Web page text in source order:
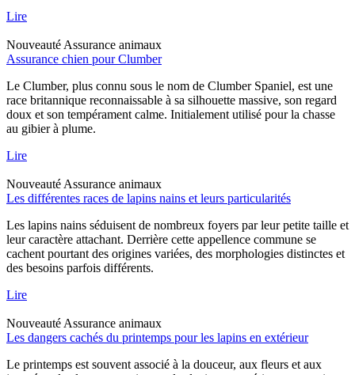
Lire
Nouveauté Assurance animaux
Assurance chien pour Clumber
Le Clumber, plus connu sous le nom de Clumber Spaniel, est une
race britannique reconnaissable à sa silhouette massive, son regard
doux et son tempérament calme. Initialement utilisé pour la chasse
au gibier à plume.
Lire
Nouveauté Assurance animaux
Les différentes races de lapins nains et leurs particularités
Les lapins nains séduisent de nombreux foyers par leur petite taille et
leur caractère attachant. Derrière cette appellence commune se
cachent pourtant des origines variées, des morphologies distinctes et
des besoins parfois différents.
Lire
Nouveauté Assurance animaux
Les dangers cachés du printemps pour les lapins en extérieur
Le printemps est souvent associé à la douceur, aux fleurs et aux